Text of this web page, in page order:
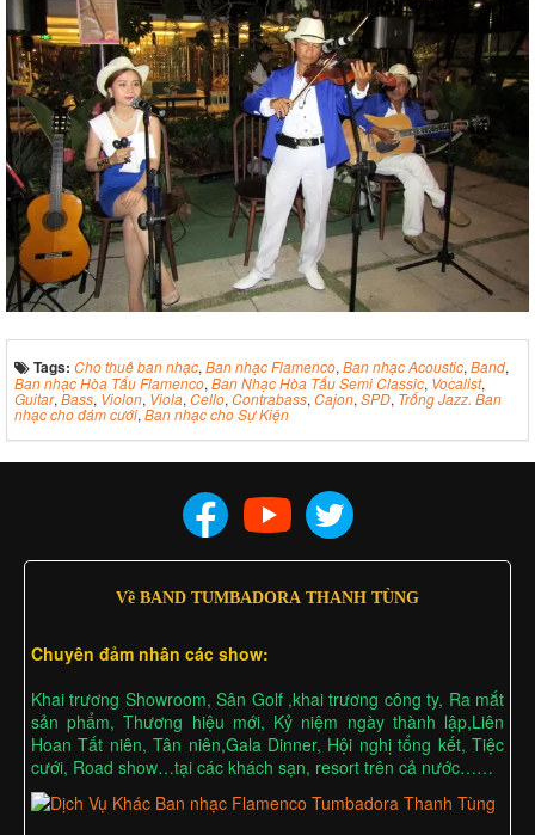
Tags: Cho thuê ban nhạc, Ban nhạc Flamenco, Ban nhạc Acoustic, Band,
Ban nhạc Hòa Tấu Flamenco, Ban Nhạc Hòa Tấu Semi Classic, Vocalist,
Guitar, Bass, Violon, Viola, Cello, Contrabass, Cajon, SPD, Trống Jazz. Ban
nhạc cho đám cưới,Ban nhạc cho Sự Kiện
Về BAND TUMBADORA THANH TÙNG
Chuyên đảm nhân các show:
Khai trương Showroom, Sân Golf ,khai trương công ty, Ra mắt
sản phẩm, Thương hiệu mới, Kỷ niệm ngày thành lập,Liên
Hoan Tất niên, Tân niên,Gala Dinner, Hội nghị tổng kết, Tiệc
cưới, Road show…tại các khách sạn, resort trên cả nước……